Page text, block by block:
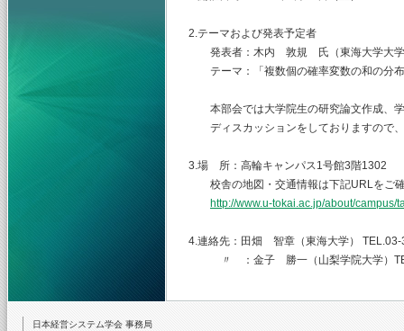
2.テーマおよび発表予定者
発表者：木内 敦規 氏（東海大学大学
テーマ：「複数個の確率変数の和の分布
本部会では大学院生の研究論文作成、学
ディスカッションをしておりますので、
3.場 所：高輪キャンパス1号館3階1302
校舎の地図・交通情報は下記URLをご
http://www.u-tokai.ac.jp/about/campus/
4.連絡先：田畑 智章（東海大学）
〃 ：金子 勝一（山梨学院大学）
日本経営システム学会 事務局